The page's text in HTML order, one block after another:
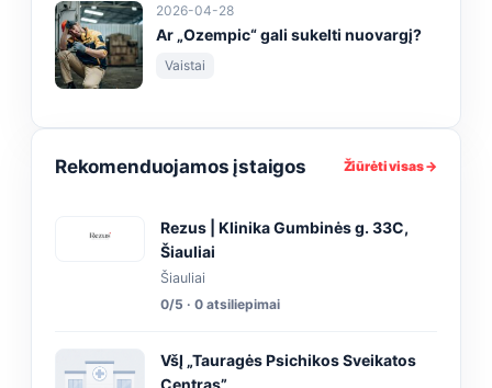
2026-04-28
Ar „Ozempic“ gali sukelti nuovargį?
Vaistai
Rekomenduojamos įstaigos Žiūrėti visas →
Rezus | Klinika Gumbinės g. 33C,
Šiauliai
Šiauliai
0/5 · 0 atsiliepimai
VšĮ „Tauragės Psichikos Sveikatos
Centras”